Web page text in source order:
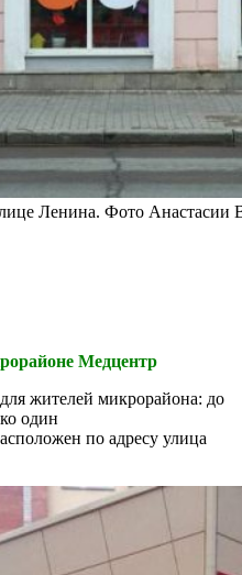
Ленина. Фото Анастасии
Медцентр
жителей микрорайона: до
один
по адресу улица